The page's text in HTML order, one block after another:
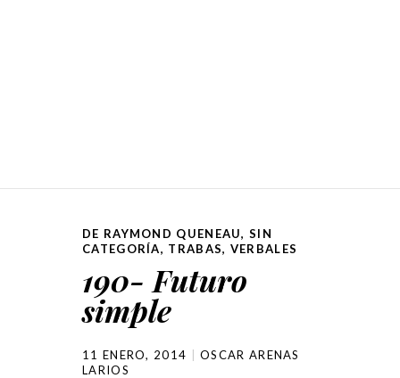
DE RAYMOND QUENEAU,SIN
CATEGORÍA, TRABAS, VERBALES
190- Futuro
simple
11 ENERO, 2014
OSCAR ARENAS
LARIOS